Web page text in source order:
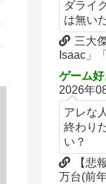
ダライ
は無い
三大
Isaac」
ゲーム
2026年
アレな
終わり
い？
【悲
万台(前